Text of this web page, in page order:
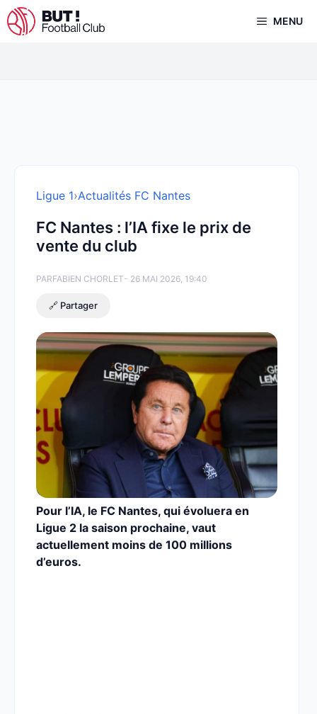
Aller
au
MENU
Ligue 1›Actualités FC Nantes
FC Nantes : l’IA fixe le prix de
vente du club
PARFABIEN CHORLET- 26 MAI 2026, 19:40
🔗 Partager
Pour l’IA, le FC Nantes, qui évoluera en
Ligue 2 la saison prochaine, vaut
actuellement moins de 100 millions
d’euros.